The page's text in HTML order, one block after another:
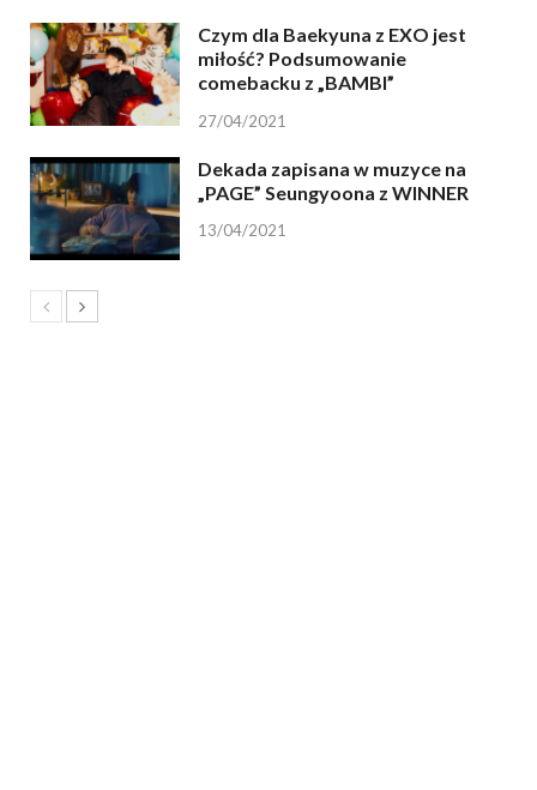
Czym dla Baekyuna z EXO jest
miłość? Podsumowanie
comebacku z „BAMBI”
27/04/2021
Dekada zapisana w muzyce na
„PAGE” Seungyoona z WINNER
13/04/2021